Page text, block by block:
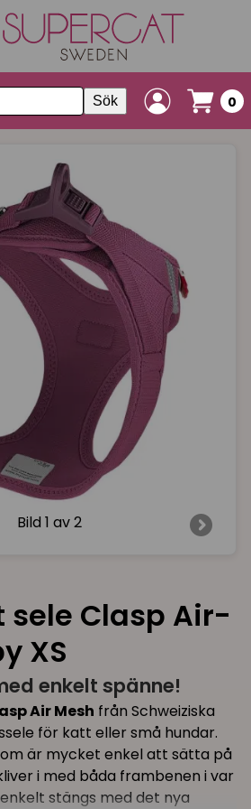
Sök 0
Bild 1 av 2
sele Clasp Air-
XS
enkelt spänne!
Air Mesh från Schweiziska
för katt eller små hundar.
är mycket enkel att sätta på
i med båda frambenen i var
stängs med det nya